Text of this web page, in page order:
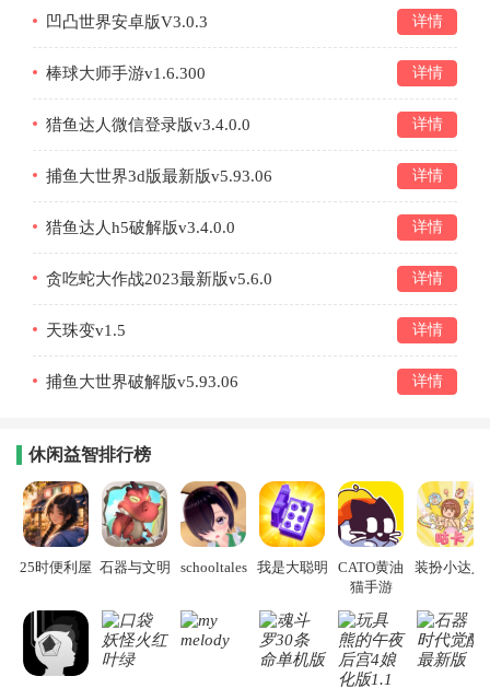
凹凸世界安卓版V3.0.3 详情
棒球大师手游v1.6.300 详情
猎鱼达人微信登录版v3.4.0.0 详情
捕鱼大世界3d版最新版v5.93.06 详情
猎鱼达人h5破解版v3.4.0.0 详情
贪吃蛇大作战2023最新版v5.6.0 详情
天珠变v1.5 详情
捕鱼大世界破解版v5.93.06 详情
休闲益智排行榜
25时便利屋 石器与文明 schooltales 我是大聪明
CATO黄油
猫手游
装扮小达人